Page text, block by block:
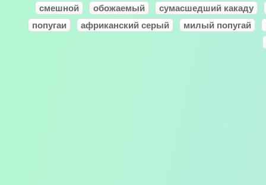
смешной обожаемый
сумасшедший какаду
попугаи
африканский серый милый попугай